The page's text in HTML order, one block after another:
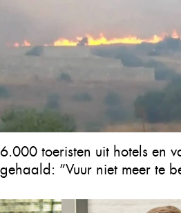
6.000 toeristen uit hotels en
gehaald: ”Vuur niet meer te